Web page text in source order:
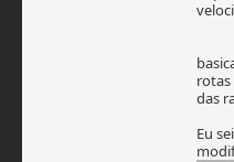
rotas
das
Eu